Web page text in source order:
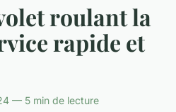
roulant la
rapide et
— 5 min de lecture